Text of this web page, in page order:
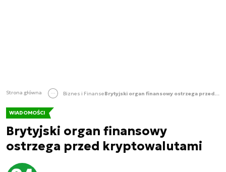
Strona główna Biznes i Finanse Brytyjski organ finansowy ostrzega przed kryptowalutami
WIADOMOŚCI
Brytyjski organ finansowy
ostrzega przed kryptowalutami